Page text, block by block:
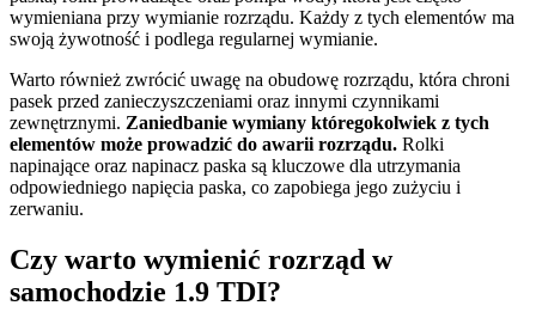
wymieniana przy wymianie rozrządu. Każdy z tych elementów ma
swoją żywotność i podlega regularnej wymianie.
Warto również zwrócić uwagę na obudowę rozrządu, która chroni
pasek przed zanieczyszczeniami oraz innymi czynnikami
zewnętrznymi. Zaniedbanie wymiany któregokolwiek z tych
elementów może prowadzić do awarii rozrządu. Rolki
napinające oraz napinacz paska są kluczowe dla utrzymania
odpowiedniego napięcia paska, co zapobiega jego zużyciu i
zerwaniu.
Czy warto wymienić rozrząd w
samochodzie 1.9 TDI?